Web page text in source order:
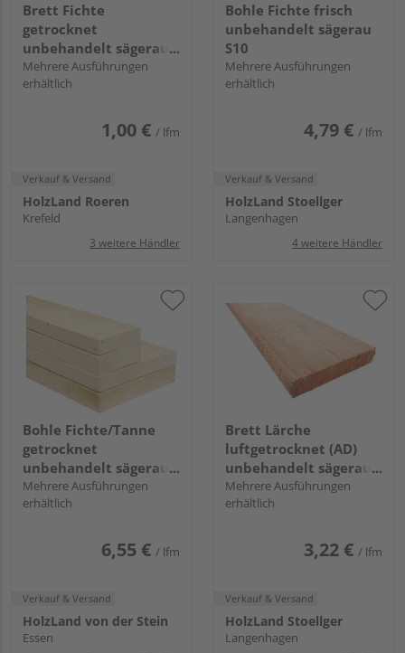
Brett Fichte
getrocknet
unbehandelt sägerau
GK I/III
Mehrere Ausführungen
erhältlich
1,00 € / lfm
Verkauf & Versand
HolzLand Roeren
Krefeld
3 weitere Händler
Bohle Fichte frisch
unbehandelt sägerau
S10
Mehrere Ausführungen
erhältlich
4,79 € / lfm
Verkauf & Versand
HolzLand Stoellger
Langenhagen
4 weitere Händler
Bohle Fichte/Tanne
getrocknet
unbehandelt sägerau
GK I/III
Mehrere Ausführungen
erhältlich
6,55 € / lfm
Verkauf & Versand
HolzLand von der Stein
Essen
Brett Lärche
luftgetrocknet (AD)
unbehandelt sägerau
GK I/III
Mehrere Ausführungen
erhältlich
3,22 € / lfm
Verkauf & Versand
HolzLand Stoellger
Langenhagen